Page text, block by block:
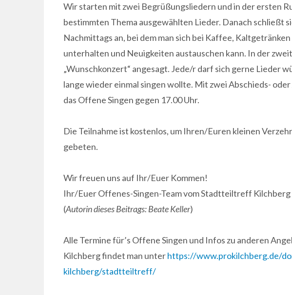
Wir starten mit zwei Begrüßungsliedern und in der ersten
bestimmten Thema ausgewählten Lieder. Danach schließt
Nachmittags an, bei dem man sich bei Kaffee,
unterhalten und Neuigkeiten austauschen kann. In der
„Wunschkonzert“ angesagt. Jede/r darf sich gerne Lieder
lange wieder einmal singen wollte. Mit zwei Abschieds-
das Offene Singen gegen 17.00 Uhr.
Die Teilnahme ist kostenlos, um Ihren/Euren kleinen
gebeten.
Wir freuen uns auf Ihr/Euer Kommen!
Ihr/Euer Offenes-Singen-Team vom Stadtteiltreff Kilchberg
(Autorin dieses Beitrags: Beate Keller)
Alle Termine für’s Offene Singen und Infos zu anderen
Kilchberg findet man unterhttps://www.prokilchberg.de/
kilchberg/stadtteiltreff/